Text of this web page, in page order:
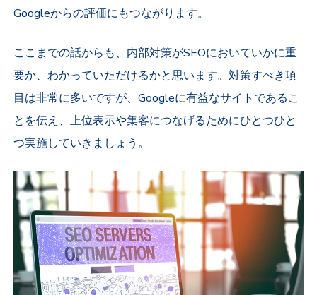
Googleからの評価にもつながります。
ここまでの話からも、内部対策がSEOにおいていかに重
要か、わかっていただけるかと思います。対策すべき項
目は非常に多いですが、Googleに有益なサイトであるこ
とを伝え、上位表示や集客につなげるためにひとつひと
つ実施していきましょう。